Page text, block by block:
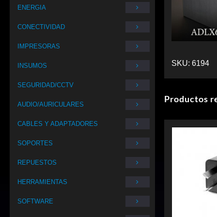
ENERGIA
CONECTIVIDAD
IMPRESORAS
INSUMOS
SEGURIDAD/CCTV
AUDIO/AURICULARES
CABLES Y ADAPTADORES
SOPORTES
REPUESTOS
HERRAMIENTAS
SOFTWARE
SKU:6194
Productos